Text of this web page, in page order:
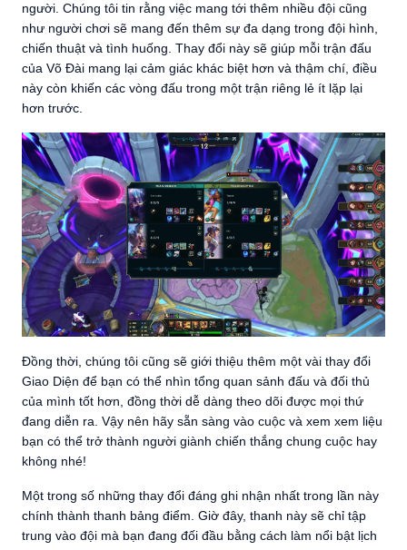
người. Chúng tôi tin rằng việc mang tới thêm nhiều đội cũng
như người chơi sẽ mang đến thêm sự đa dạng trong đội hình,
chiến thuật và tình huống. Thay đổi này sẽ giúp mỗi trận đấu
của Võ Đài mang lại cảm giác khác biệt hơn và thậm chí, điều
này còn khiến các vòng đấu trong một trận riêng lẻ ít lặp lại
hơn trước.
Đồng thời, chúng tôi cũng sẽ giới thiệu thêm một vài thay đổi
Giao Diện để bạn có thể nhìn tổng quan sảnh đấu và đối thủ
của mình tốt hơn, đồng thời dễ dàng theo dõi được mọi thứ
đang diễn ra. Vậy nên hãy sẵn sàng vào cuộc và xem xem liệu
bạn có thể trở thành người giành chiến thắng chung cuộc hay
không nhé!
Một trong số những thay đổi đáng ghi nhận nhất trong lần này
chính thành thanh bảng điểm. Giờ đây, thanh này sẽ chỉ tập
trung vào đội mà bạn đang đối đầu bằng cách làm nổi bật lịch